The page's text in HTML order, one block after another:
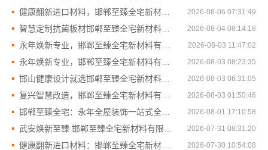
2026-08-06 07:31:49
2026-08-04 08:14:18
2026-08-03 11:47:02
2026-08-03 08:23:35
2026-08-03 06:31:05
2026-08-03 01:50:46
2026-08-01 17:10:58
2026-07-31 08:31:20
2026-07-30 10:54:08